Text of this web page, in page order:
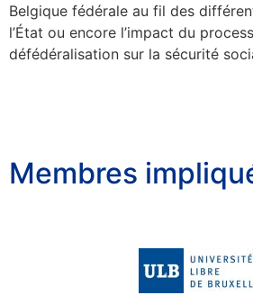
Belgique fédérale au fil des
l’État ou encore l’impact du
défédéralisation sur la sécurité
Membres